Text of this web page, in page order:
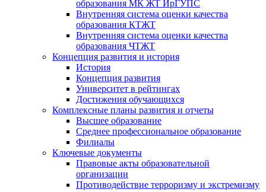
образования МК ЖТ ИрГУПС
Внутренняя система оценки качества
образования КТЖТ
Внутренняя система оценки качества
образования ЧТЖТ
Концепция развития и история
История
Концепция развития
Университет в рейтингах
Достижения обучающихся
Комплексные планы развития и отчеты
Высшее образование
Среднее профессиональное образование
Филиалы
Ключевые документы
Правовые акты образовательной
организации
Противодействие терроризму и экстремизму